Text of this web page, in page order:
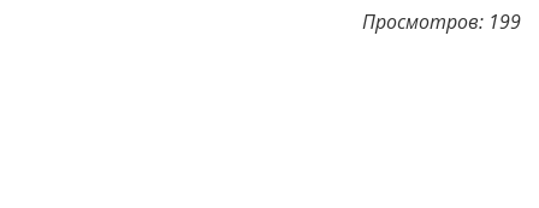
Просмотров: 199